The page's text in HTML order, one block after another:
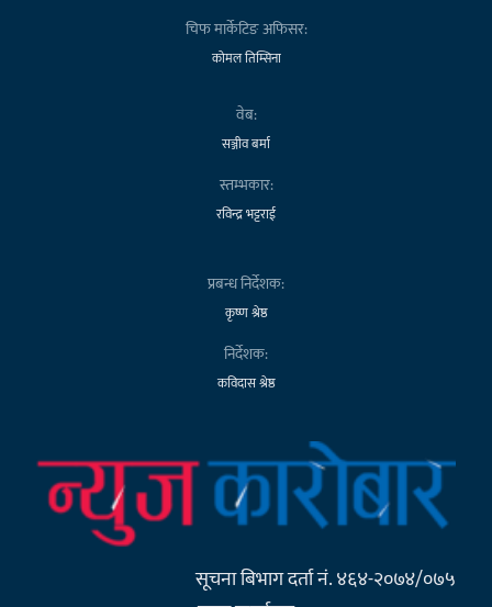
चिफ मार्केटिङ अफिसर:
कोमल तिम्सिना
वेब:
सञ्जीव बर्मा
स्तम्भकार:
रविन्द्र भट्टराई
प्रबन्ध निर्देशक:
कृष्ण श्रेष्ठ
निर्देशक:
कविदास श्रेष्ठ
सूचना बिभाग दर्ता नं. ४६४-२०७४/०७५